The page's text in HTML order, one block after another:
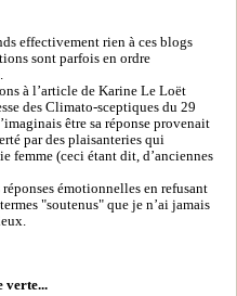
effectivement rien à ces blogs
sont parfois en ordre
à l’article de Karine Le Loët
des Climato-sceptiques du 29
être sa réponse provenait
par des plaisanteries qui
femme (ceci étant dit, d’anciennes
émotionnelles en refusant
"soutenus" que je n’ai jamais
verte...